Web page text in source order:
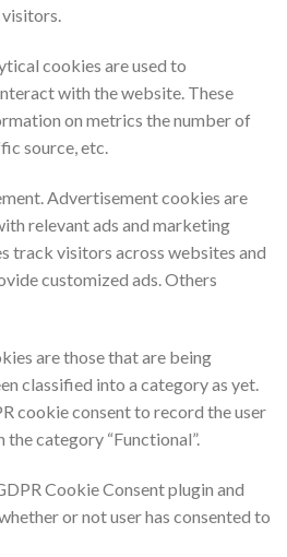
visitors.
cookies are used to
with the website. These
on metrics the number of
source, etc.
Advertisement cookies are
relevant ads and marketing
track visitors across websites and
customized ads. Others
are those that are being
classified into a category as yet.
cookie consent to record the user
category “Functional”.
Cookie Consent plugin and
or not user has consented to